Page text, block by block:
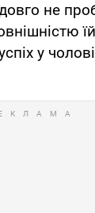
не
у